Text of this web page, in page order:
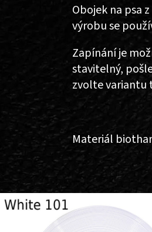
Obojek na psa
výrobu se
Zapínání je
stavitelný,
zvolte variantu
Materiál